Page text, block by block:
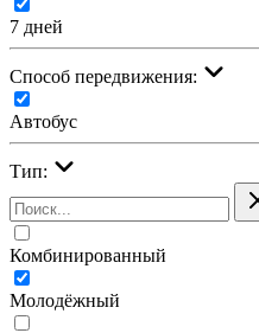
7 дней
Cпособ передвижения:
Автобус
Тип:
Комбинированный
Молодёжный